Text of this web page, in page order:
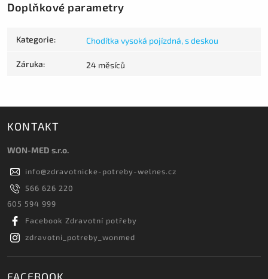
Doplňkové parametry
Kategorie: Chodítka vysoká pojízdná, s deskou
Záruka: 24 měsíců
KONTAKT
WON-MED s.r.o.
info@zdravotnicke-potreby-welnes.cz
566 626 220
605 594 999
Facebook Zdravotní potřeby
zdravotni_potreby_wonmed